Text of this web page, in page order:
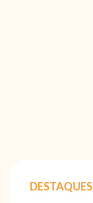
DESTAQUES